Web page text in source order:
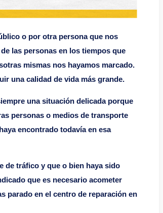
o por otra persona que nos
las personas en los tiempos que
mismas nos hayamos marcado.
una calidad de vida más grande.
una situación delicada porque
personas o medios de transporte
encontrado todavía en esa
de tráfico y que o bien haya sido
que es necesario acometer
parado en el centro de reparación en